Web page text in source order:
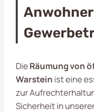
DieRäumung von
Warstein ist eine
zur
Sicherheit in